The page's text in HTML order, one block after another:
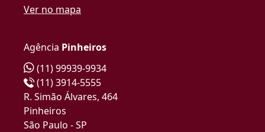
Ver no mapa
Agência Pinheiros
(11) 99939-9934
(11) 3914-5555
R. Simão Álvares, 464
Pinheiros
São Paulo - SP